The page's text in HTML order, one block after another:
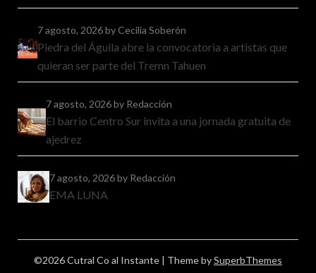
7 agosto, 2026by Cecilia Soberón
Piedra del Águila abre la convocatoria a artistas que
quieran ser parte del Tremn Tahuen
7 agosto, 2026by Redacción
El barrio Centro Sur invita a una jornada gratuita de
ajedrez
7 agosto, 2026by Redacción
EMA LUNA
©2026 Cutral Co al Instante | Theme bySuperbThemes